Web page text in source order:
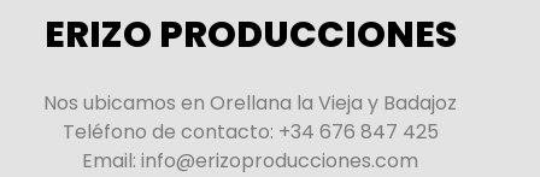
ERIZO PRODUCCIONES
Nos ubicamos en Orellana la Vieja y Badajoz
Teléfono de contacto: +34 676 847 425
Email: info@erizoproducciones.com